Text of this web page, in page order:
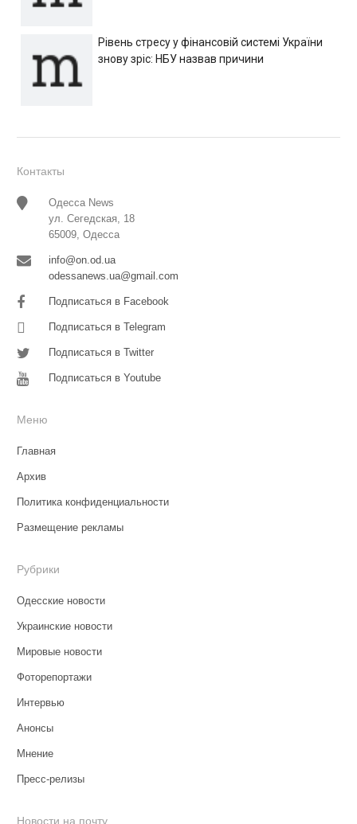
Рівень стресу у фінансовій системі України
знову зріс: НБУ назвав причини
Контакты
Одесса News
ул. Сегедская, 18
65009, Одесса
info@on.od.ua
odessanews.ua@gmail.com
Подписаться в Facebook
Подписаться в Telegram
Подписаться в Twitter
Подписаться в Youtube
Меню
Главная
Архив
Политика конфиденциальности
Размещение рекламы
Рубрики
Одесские новости
Украинские новости
Мировые новости
Фоторепортажи
Интервью
Анонсы
Мнение
Пресс-релизы
Новости на почту